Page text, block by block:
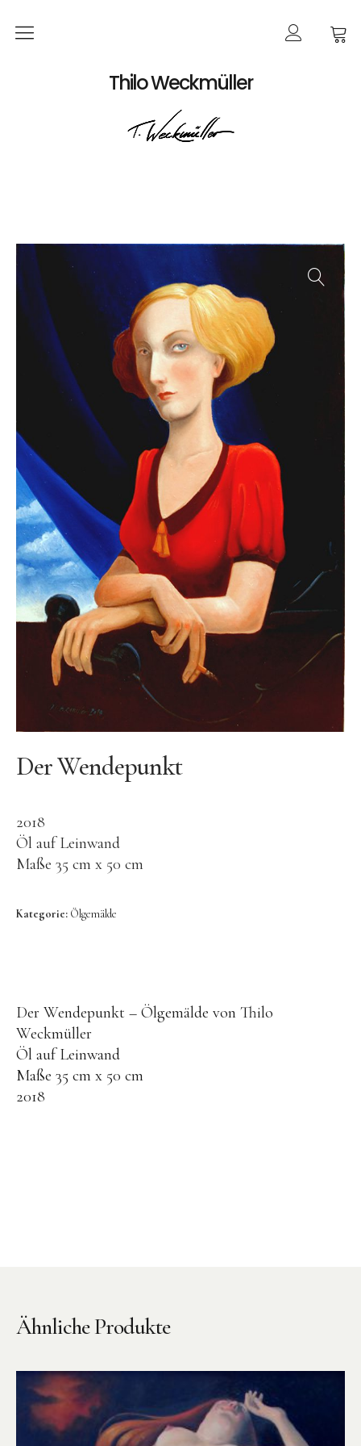
Thilo Weckmüller
Home
EVENTS
Bücher
Bestellungen
Werke
Ölgemälde
Radierung
Linoldruck
Grafik
Siebdruck
Keramik
Zeichnung
Über mich
Vita
Werdegang
Video
Kontakt
Der Wendepunkt
2018
Öl auf Leinwand
Maße 35 cm x 50 cm
Kategorie: Ölgemälde
Der Wendepunkt – Ölgemälde von Thilo
Weckmüller
Öl auf Leinwand
Maße 35 cm x 50 cm
2018
Ähnliche Produkte